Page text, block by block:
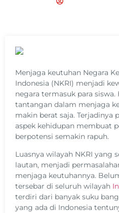
Menjaga keutuhan Negara
Indonesia (NKRI) menjadi
negara termasuk para siswa.
tantangan dalam menjaga
makin berat saja. Terjadinya
aspek kehidupan membuat
berpotensi semakin rapuh.
Luasnya wilayah NKRI yang
lautan, menjadi
menjaga keutuhannya.
tersebar di seluruh wilayah
terdiri dari banyak suku
yang ada di Indonesia